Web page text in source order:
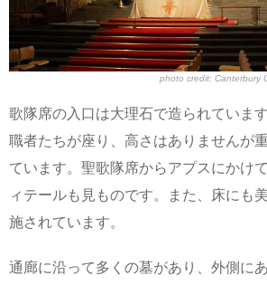
photo credit: Canterbury
歌隊席の入口は大理石で造られていま
職者たちが座り、高さはありませんが
ています。聖歌隊席からアプスにかけ
ィテールも見ものです。また、床にも
施されています。
通廊に沿って多くの墓があり、外側に